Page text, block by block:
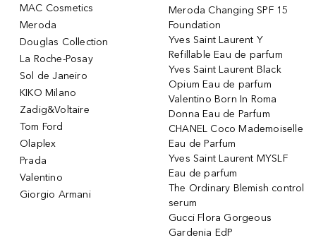
MAC Cosmetics
Meroda
Douglas Collection
La Roche-Posay
Sol de Janeiro
KIKO Milano
Zadig&Voltaire
Tom Ford
Olaplex
Prada
Valentino
Giorgio Armani
Meroda Changing SPF 15
Foundation
Yves Saint Laurent Y
Refillable Eau de parfum
Yves Saint Laurent Black
Opium Eau de parfum
Valentino Born In Roma
Donna Eau de Parfum
CHANEL Coco Mademoiselle
Eau de Parfum
Yves Saint Laurent MYSLF
Eau de parfum
The Ordinary Blemish control
serum
Gucci Flora Gorgeous
Gardenia EdP